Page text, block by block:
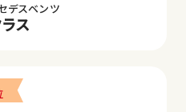
デスベンツ
ス